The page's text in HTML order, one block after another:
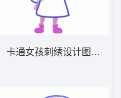
卡通女孩刺绣设计图 贴布